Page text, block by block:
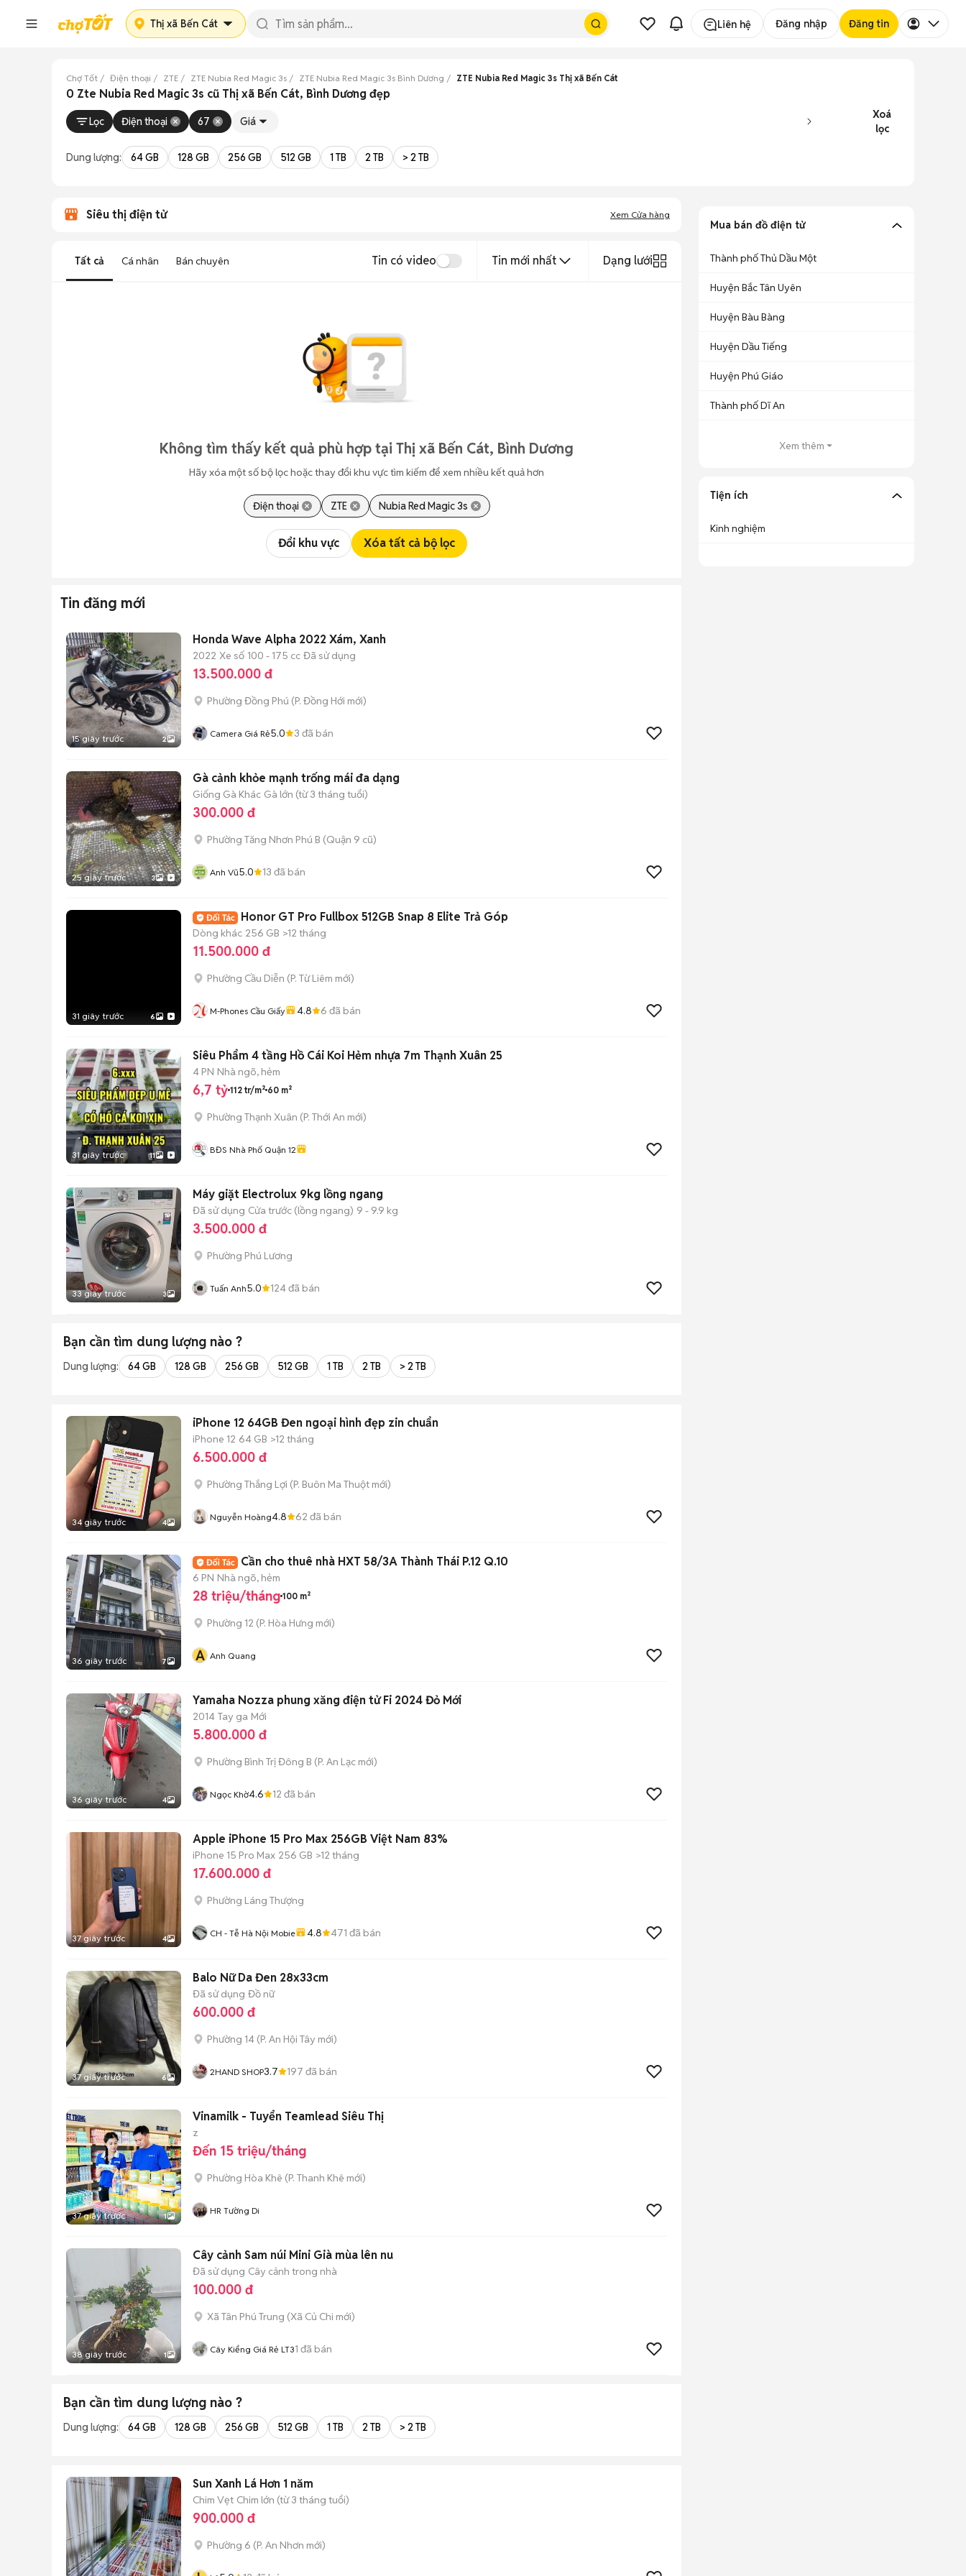
Thị xã Bến Cát Liên hệ Đăng nhập Đăng tin
Chợ Tốt Điện thoại ZTE ZTE Nubia Red Magic 3s ZTE Nubia Red Magic 3s Bình Dương ZTE Nubia Red Magic 3s Thị xã Bến Cát
0 Zte Nubia Red Magic 3s cũ Thị xã Bến Cát, Bình Dương đẹp
Lọc Điện thoại 67 Giá
Xoá
lọc
Dung lượng: 64 GB 128 GB 256 GB 512 GB 1 TB 2 TB > 2 TB
Siêu thị điện tử Xem Cửa hàng
Tất cả Cá nhân Bán chuyên Tin có video Tin mới nhất Dạng lưới
Không tìm thấy kết quả phù hợp tại Thị xã Bến Cát, Bình Dương
Hãy xóa một số bộ lọc hoặc thay đổi khu vực tìm kiếm để xem nhiều kết quả hơn
Điện thoại ZTE Nubia Red Magic 3s
Đổi khu vực Xóa tất cả bộ lọc
Tin đăng mới
15 giây trước 2
Honda Wave Alpha 2022 Xám, Xanh
2022 Xe số 100 - 175 cc Đã sử dụng
13.500.000 đ
Phường Đồng Phú (P. Đồng Hới mới)
Camera Giá Rẻ5.0 3 đã bán
25 giây trước 3
Gà cảnh khỏe mạnh trống mái đa dạng
Giống Gà Khác Gà lớn (từ 3 tháng tuổi)
300.000 đ
Phường Tăng Nhơn Phú B (Quận 9 cũ)
Anh Vũ5.0 13 đã bán
31 giây trước 6
Honor GT Pro Fullbox 512GB Snap 8 Elite Trả Góp
Dòng khác 256 GB >12 tháng
11.500.000 đ
Phường Cầu Diễn (P. Từ Liêm mới)
M-Phones Cầu Giấy 4.8 6 đã bán
31 giây trước 11
Siêu Phẩm 4 tầng Hồ Cái Koi Hẻm nhựa 7m Thạnh Xuân 25
4 PN Nhà ngõ, hẻm
6,7 tỷ 112 tr/m² 60 m²
Phường Thạnh Xuân (P. Thới An mới)
BĐS Nhà Phố Quận 12
33 giây trước 3
Máy giặt Electrolux 9kg lồng ngang
Đã sử dụng Cửa trước (lồng ngang) 9 - 9.9 kg
3.500.000 đ
Phường Phú Lương
Tuấn Anh5.0 124đã bán
Bạn cần tìm dung lượng nào ?
Dung lượng: 64 GB 128 GB 256 GB 512 GB 1 TB 2 TB > 2 TB
34 giây trước 4
iPhone 12 64GB Đen ngoại hình đẹp zin chuẩn
iPhone 12 64 GB >12 tháng
6.500.000 đ
Phường Thắng Lợi (P. Buôn Ma Thuột mới)
Nguyễn Hoàng4.8 62 đã bán
36 giây trước 7
Cần cho thuê nhà HXT 58/3A Thành Thái P.12 Q.10
6 PN Nhà ngõ, hẻm
28 triệu/tháng 100 m²
Phường 12 (P. Hòa Hưng mới)
A Anh Quang
36 giây trước 4
Yamaha Nozza phung xăng điện tử Fi 2024 Đỏ Mới
2014 Tay ga Mới
5.800.000 đ
Phường Bình Trị Đông B (P. An Lạc mới)
Ngọc Khờ4.6 12 đã bán
37 giây trước 4
Apple iPhone 15 Pro Max 256GB Việt Nam 83%
iPhone 15 Pro Max 256 GB >12 tháng
17.600.000 đ
Phường Láng Thượng
CH - Tễ Hà Nội Mobie 4.8 471 đã bán
37 giây trước 6
Balo Nữ Da Đen 28x33cm
Đã sử dụng Đồ nữ
600.000 đ
Phường 14 (P. An Hội Tây mới)
2HAND SHOP3.7 197 đã bán
37 giây trước 1
Vinamilk - Tuyển Teamlead Siêu Thị
z
Đến 15 triệu/tháng
Phường Hòa Khê (P. Thanh Khê mới)
HR Tường Di
38 giây trước 1
Cây cảnh Sam núi Mini Già mùa lên nu
Đã sử dụng Cây cảnh trong nhà
100.000 đ
Xã Tân Phú Trung (Xã Củ Chi mới)
Cây Kiểng Giá Rẻ LT31 đã bán
Bạn cần tìm dung lượng nào ?
Dung lượng: 64 GB 128 GB 256 GB 512 GB 1 TB 2 TB > 2 TB
Sun Xanh Lá Hơn 1 năm
Chim Vẹt Chim lớn (từ 3 tháng tuổi)
900.000 đ
Phường 6 (P. An Nhơn mới)
Mua bán đồ điện tử
Thành phố Thủ Dầu Một
Huyện Bắc Tân Uyên
Huyện Bàu Bàng
Huyện Dầu Tiếng
Huyện Phú Giáo
Thành phố Dĩ An
Xem thêm
Tiện ích
Kinh nghiệm